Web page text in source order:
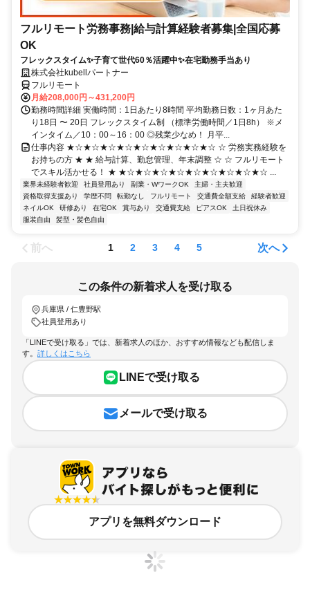
フルリモート労務事務|給与計算経験者募集|全国応募
OK
フレックスタイム✨子育て世代60％活躍中✨在宅勤務手当あり
株式会社kubellパートナー
フルリモート
月給208,000円～431,200円
勤務時間詳細 実働時間：1日あたり8時間 平均勤務日数：1ヶ月あた
り18日 〜 20日 フレックスタイム制 （標準労働時間／1日8h） ※メ
インタイム／10：00～16：00 ◎残業少なめ！ 月平...
仕事内容 ★☆★☆★☆★☆★☆★☆★☆★☆★☆ ☆ 労務実務経験を
お持ちの方 ★ ★ 給与計算、勤怠管理、年末調整 ☆ ☆ フルリモート
でスキル活かせる！ ★ ★☆★☆★☆★☆★☆★☆★☆★☆★☆ ...
業界未経験者歓迎 社員登用あり 副業・WワークOK
主婦・主夫歓迎
資格取得支援あり
学歴不問 転勤なし フルリモート 交通費全額支給
経験者歓迎
ネイルOK
研修あり 在宅OK 賞与あり 交通費支給 ピアスOK
土日祝休み
服装自由
髪型・髪色自由
前へ 1 2 3 4 5 次へ
この条件の新着求人を受け取る
兵庫県 / 仁豊野駅
社員登用あり
「LINEで受け取る」では、新着求人のほか、おすすめ情報なども配信しま
す。 詳しくはこちら
LINEで受け取る
メールで受け取る
アプリを無料ダウンロード